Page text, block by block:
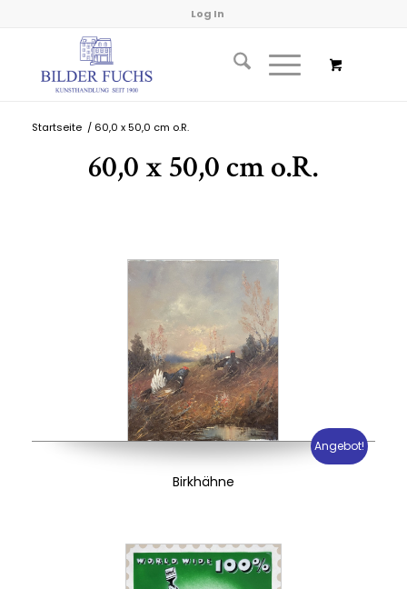
Log In
Startseite / 60,0 x 50,0 cm o.R.
60,0 x 50,0 cm o.R.
Birkhähne
Angebot!